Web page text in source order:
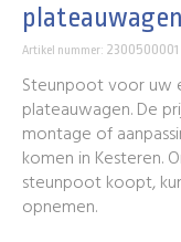
Artikel nummer: 2300500001
Steunpoot voor uw
plateauwagen. De
montage of
komen in Kesteren.
steunpoot koopt,
opnemen.